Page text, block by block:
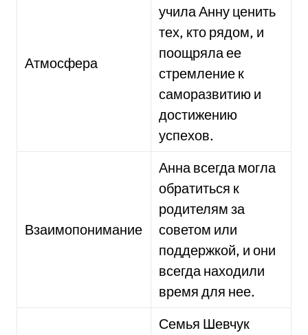
Атмосфера
учила Анну ценить
тех, кто рядом, и
поощряла ее
стремление к
саморазвитию и
достижению
успехов.
Взаимопонимание
Анна всегда могла
обратиться к
родителям за
советом или
поддержкой, и они
всегда находили
время для нее.
Семья Шевчук